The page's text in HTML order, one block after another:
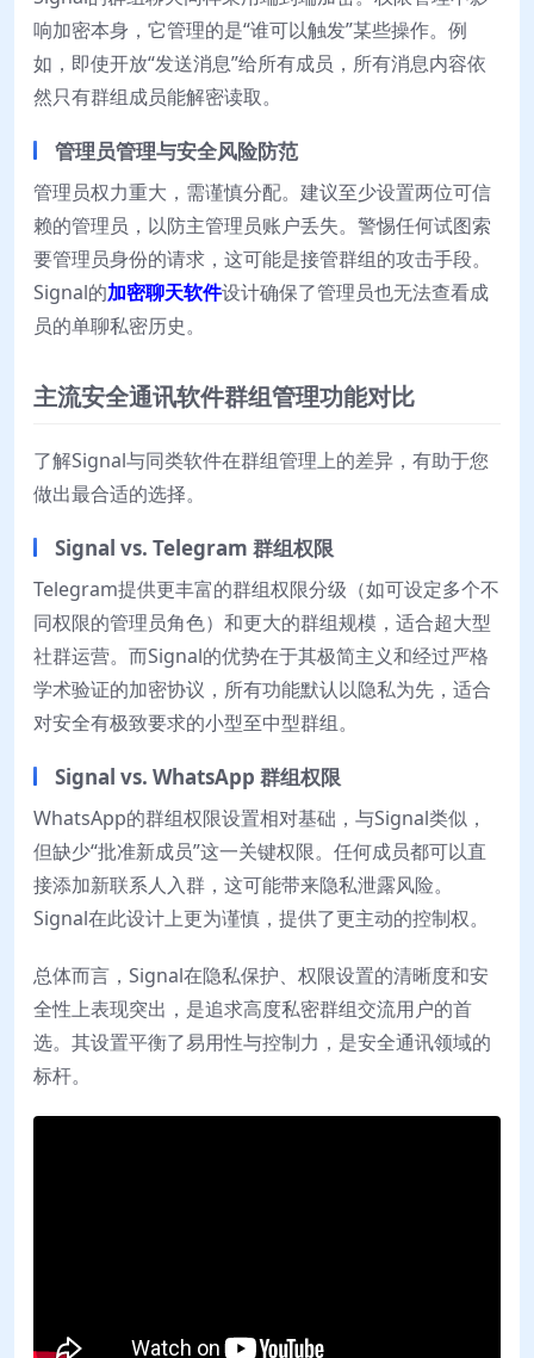
响加密本身，它管理的是“谁可以触发”某些操作。例
如，即使开放“发送消息”给所有成员，所有消息内容依
然只有群组成员能解密读取。
管理员管理与安全风险防范
管理员权力重大，需谨慎分配。建议至少设置两位可信
赖的管理员，以防主管理员账户丢失。警惕任何试图索
要管理员身份的请求，这可能是接管群组的攻击手段。
Signal的加密聊天软件设计确保了管理员也无法查看成
员的单聊私密历史。
主流安全通讯软件群组管理功能对比
了解Signal与同类软件在群组管理上的差异，有助于您
做出最合适的选择。
Signal vs. Telegram 群组权限
Telegram提供更丰富的群组权限分级（如可设定多个不
同权限的管理员角色）和更大的群组规模，适合超大型
社群运营。而Signal的优势在于其极简主义和经过严格
学术验证的加密协议，所有功能默认以隐私为先，适合
对安全有极致要求的小型至中型群组。
Signal vs. WhatsApp 群组权限
WhatsApp的群组权限设置相对基础，与Signal类似，
但缺少“批准新成员”这一关键权限。任何成员都可以直
接添加新联系人入群，这可能带来隐私泄露风险。
Signal在此设计上更为谨慎，提供了更主动的控制权。
总体而言，Signal在隐私保护、权限设置的清晰度和安
全性上表现突出，是追求高度私密群组交流用户的首
选。其设置平衡了易用性与控制力，是安全通讯领域的
标杆。